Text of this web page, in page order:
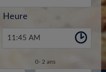
Heure
11:45 AM
0- 2 ans